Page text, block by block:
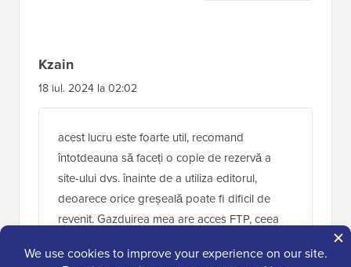
Kzain
18 iul. 2024 la 02:02
acest lucru este foarte util, recomand
întotdeauna să faceți o copie de rezervă a
site-ului dvs. înainte de a utiliza editorul,
deoarece orice greșeală poate fi dificil de
revenit. Gazduirea mea are acces FTP, ceea